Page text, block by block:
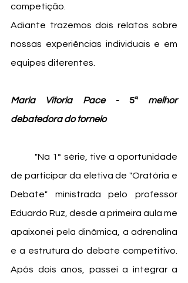
competição.
Adiante trazemos dois relatos sobre
nossas experiências individuais e em
equipes diferentes.
Maria Vitoria Pace - 5ª melhor
debatedora do torneio
	"Na 1° série, tive a oportunidade
de participar da eletiva de "Oratória e
Debate" ministrada pelo professor
Eduardo Ruz, desde a primeira aula me
apaixonei pela dinâmica, a adrenalina
e a estrutura do debate competitivo.
Após dois anos, passei a integrar a